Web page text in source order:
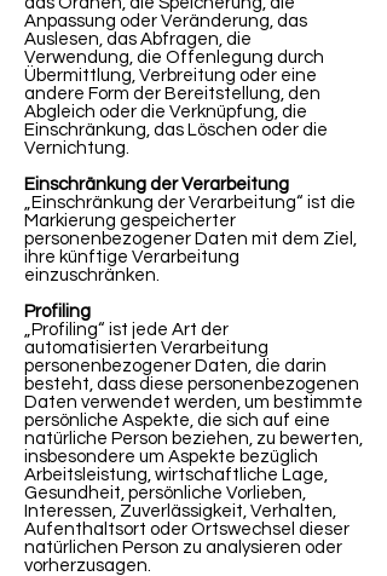
Anpassung oder Veränderung, das
Auslesen, das Abfragen, die
Verwendung, die Offenlegung durch
Übermittlung, Verbreitung oder eine
andere Form der Bereitstellung, den
Abgleich oder die Verknüpfung, die
Einschränkung, das Löschen oder die
Vernichtung.
Einschränkung der Verarbeitung
„Einschränkung der Verarbeitung“ ist die
Markierung gespeicherter
personenbezogener Daten mit dem Ziel,
ihre künftige Verarbeitung
einzuschränken.
Profiling
„Profiling“ ist jede Art der
automatisierten Verarbeitung
personenbezogener Daten, die darin
besteht, dass diese personenbezogenen
Daten verwendet werden, um bestimmte
persönliche Aspekte, die sich auf eine
natürliche Person beziehen, zu bewerten,
insbesondere um Aspekte bezüglich
Arbeitsleistung, wirtschaftliche Lage,
Gesundheit, persönliche Vorlieben,
Interessen, Zuverlässigkeit, Verhalten,
Aufenthaltsort oder Ortswechsel dieser
natürlichen Person zu analysieren oder
vorherzusagen.